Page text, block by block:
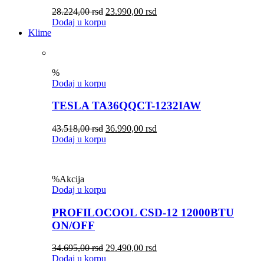
28.224,00rsd 23.990,00 rsd
Dodaj u korpu
Klime
%
Dodaj u korpu
TESLA TA36QQCT-1232IAW
43.518,00rsd 36.990,00 rsd
Dodaj u korpu
%Akcija
Dodaj u korpu
PROFILOCOOL CSD-12 12000BTU
ON/OFF
34.695,00rsd 29.490,00 rsd
Dodaj u korpu